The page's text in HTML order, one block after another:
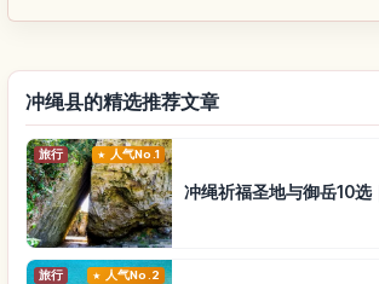
冲绳县的精选推荐文章
旅行 人气No.1
冲绳祈福圣地与御岳10选
旅行 人气No.2